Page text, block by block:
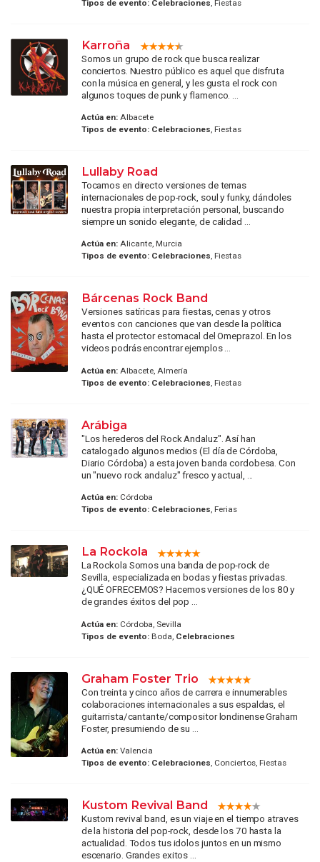
Tipos de evento: Celebraciones , Fiestas
Karroña
Somos un grupo de rock que busca realizar
conciertos. Nuestro público es aquel que disfruta
con la música en general, y les gusta el rock con
algunos toques de punk y flamenco. ...
Actúa en:Albacete
Tipos de evento: Celebraciones, Fiestas
Lullaby Road
Tocamos en directo versiones de temas
internacionales de pop-rock, soul y funky, dándoles
nuestra propia interpretación personal, buscando
siempre un sonido elegante, de calidad ...
Actúa en:Alicante, Murcia
Tipos de evento: Celebraciones, Fiestas
Bárcenas Rock Band
Versiones satíricas para fiestas, cenas y otros
eventos con canciones que van desde la política
hasta el protector estomacal del Omeprazol. En los
videos podrás encontrar ejemplos ...
Actúa en:Albacete, Almería
Tipos de evento: Celebraciones , Fiestas
Arábiga
"Los herederos del Rock Andaluz". Así han
catalogado algunos medios (El día de Córdoba,
Diario Córdoba) a esta joven banda cordobesa. Con
un "nuevo rock andaluz" fresco y actual, ...
Actúa en:Córdoba
Tipos de evento: Celebraciones, Ferias
La Rockola
La Rockola Somos una banda de pop-rock de
Sevilla, especializada en bodas y fiestas privadas.
¿QUÉ OFRECEMOS? Hacemos versiones de los 80 y
de grandes éxitos del pop ...
Actúa en:Córdoba, Sevilla
Tipos de evento:Boda, Celebraciones
Graham Foster Trio
Con treinta y cinco años de carrera e innumerables
colaboraciones internacionales a sus espaldas, el
guitarrista/cantante/compositor londinense Graham
Foster, presumiendo de su ...
Actúa en:Valencia
Tipos de evento: Celebraciones, Conciertos, Fiestas
Kustom Revival Band
Kustom revival band, es un viaje en el tiempo atraves
de la historia del pop-rock, desde los 70 hasta la
actualidad. Todos tus idolos juntos en un mismo
escenario. Grandes exitos ...